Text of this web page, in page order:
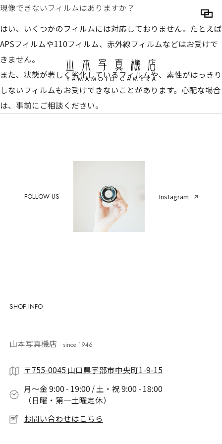
現像できないフィルムはありますか？
はい、いくつかのフィルムには対応しておりません。たとえば
APSフィルムや110フィルム、赤外線フィルムなどはお受けで
きません。
また、状態が著しく劣化しているフィルムや、素性がはっきり
しないフィルムもお受けできないことがあります。心配な場合
は、事前にご相談ください。
SHOP INFO
山本写真機店 since 1946
〒755-0045 山口県宇部市中央町1-9-15
月〜金 9:00 - 19:00 / 土・祝 9:00 - 18:00
（日曜・第一土曜定休）
お問い合わせはこちら
FOLLOW US Instagram